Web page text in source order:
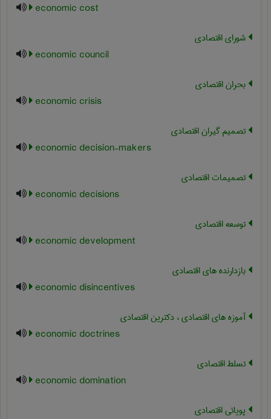
economic cost
شورای اقتصادی
economic council
بحران اقتصادی
economic crisis
تصمیم گیران اقتصادی
economic decision-makers
تصمیمات اقتصادی
economic decisions
توسعه اقتصادی
economic development
بازدارنده های اقتصادی
economic disincentives
آموزه های اقتصادی ، دکترین اقتصادی
economic doctrines
تسلط اقتصادی
economic domination
پویائی اقتصادی